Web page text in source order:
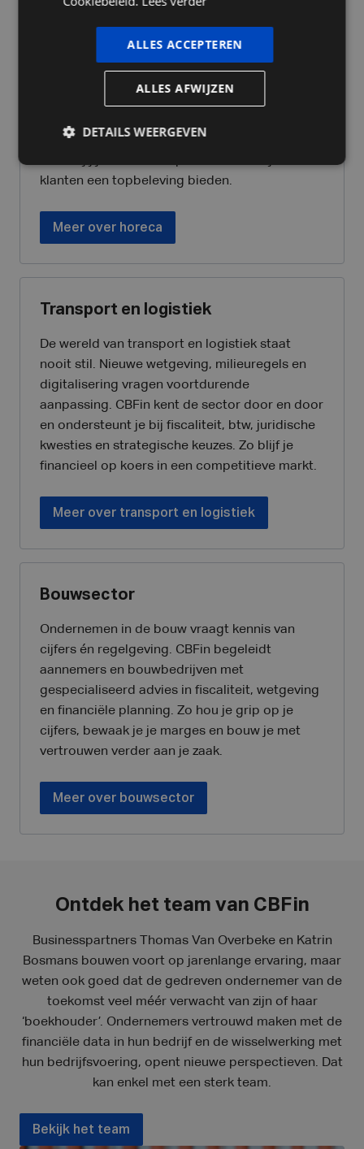
dag telt. Van seizoensschommelingen tot
personeelsbeheer en btw-regels: ondernemers
kostenstructuren, investeringen en wetgeving.
klanten een topbeleving bieden.
Meer over horeca
Transport en logistiek
De wereld van transport en logistiek staat
nooit stil. Nieuwe wetgeving, milieuregels en
digitalisering vragen voortdurende
aanpassing. CBFin kent de sector door en door
en ondersteunt je bij fiscaliteit, btw, juridische
kwesties en strategische keuzes. Zo blijf je
financieel op koers in een competitieve markt.
Meer over transport en logistiek
Bouwsector
Ondernemen in de bouw vraagt kennis van
cijfers én regelgeving. CBFin begeleidt
aannemers en bouwbedrijven met
gespecialiseerd advies in fiscaliteit, wetgeving
en financiële planning. Zo hou je grip op je
cijfers, bewaak je je marges en bouw je met
vertrouwen verder aan je zaak.
Meer over bouwsector
Ontdek het team van CBFin
Businesspartners Thomas Van Overbeke en Katrin
Bosmans bouwen voort op jarenlange ervaring, maar
weten ook goed dat de gedreven ondernemer van de
toekomst veel méér verwacht van zijn of haar
‘boekhouder’. Ondernemers vertrouwd maken met de
financiële data in hun bedrijf en de wisselwerking met
hun bedrijfsvoering, opent nieuwe perspectieven. Dat
kan enkel met een sterk team.
Bekijk het team
ALLES ACCEPTEREN
ALLES AFWIJZEN
DETAILS WEERGEVEN